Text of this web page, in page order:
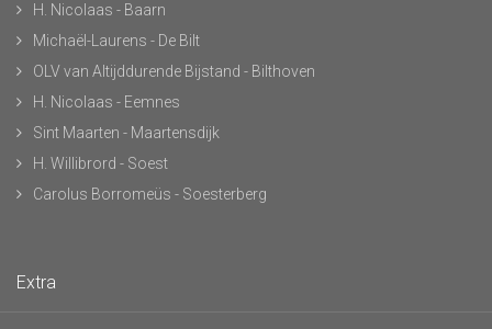
H. Nicolaas - Baarn
Michaël-Laurens - De Bilt
OLV van Altijddurende Bijstand - Bilthoven
H. Nicolaas - Eemnes
Sint Maarten - Maartensdijk
H. Willibrord - Soest
Carolus Borromeüs - Soesterberg
Extra